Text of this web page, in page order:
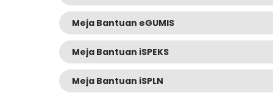
Meja Bantuan eGUMIS
Meja Bantuan iSPEKS
Meja Bantuan iSPLN